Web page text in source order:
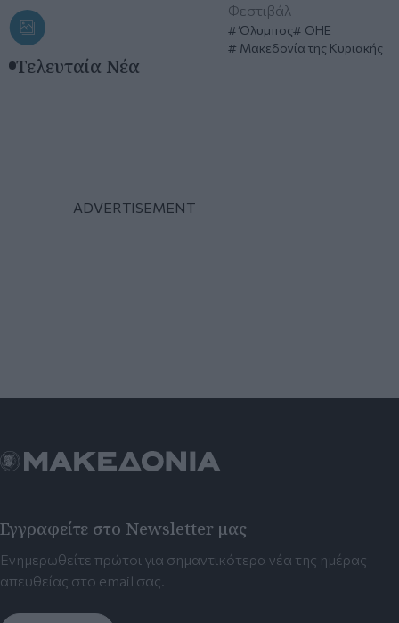
Φεστιβάλ
Όλυμπος
ΟΗΕ
Μακεδονία της Κυριακής
Τελευταία Νέα
Εγγραφείτε στο Newsletter μας
Ενημερωθείτε πρώτοι για σημαντικότερα νέα της ημέρας
απευθείας στο email σας.